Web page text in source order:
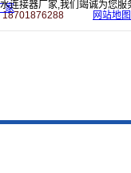
连接器厂家,我们竭诚为您服
18701876288
网站地图